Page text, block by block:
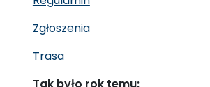
Zgłoszenia
Trasa